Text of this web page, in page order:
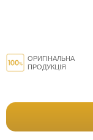
ОРИГІНАЛЬНА
ПРОДУКЦІЯ